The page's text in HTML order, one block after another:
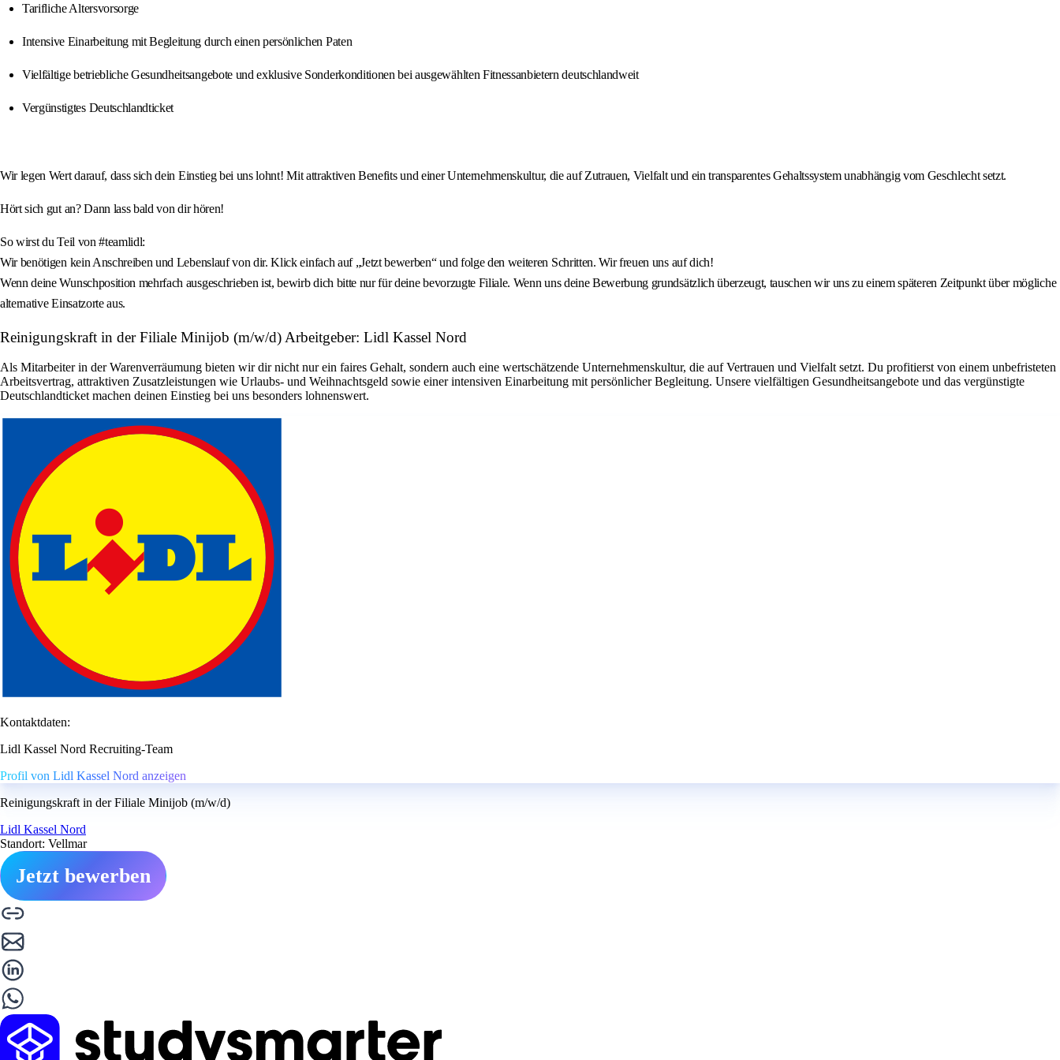
Tarifliche Altersvorsorge
Intensive Einarbeitung mit Begleitung durch einen persönlichen Paten
Vielfältige betriebliche Gesundheitsangebote und exklusive Sonderkonditionen bei ausgewählten Fitnessanbietern deutschlandweit
Vergünstigtes Deutschlandticket
Wir legen Wert darauf, dass sich dein Einstieg bei uns lohnt! Mit attraktiven Benefits und einer Unternehmenskultur, die auf Zutrauen, Vielfalt und ein transparentes Gehaltssystem unabhängig vom Geschlecht setzt.
Hört sich gut an? Dann lass bald von dir hören!
So wirst du Teil von #teamlidl:
Wir benötigen kein Anschreiben und Lebenslauf von dir. Klick einfach auf „Jetzt bewerben“ und folge den weiteren Schritten. Wir freuen uns auf dich!
Wenn deine Wunschposition mehrfach ausgeschrieben ist, bewirb dich bitte nur für deine bevorzugte Filiale. Wenn uns deine Bewerbung grundsätzlich überzeugt, tauschen wir uns zu einem späteren Zeitpunkt über mögliche
alternative Einsatzorte aus.
Reinigungskraft in der Filiale Minijob (m/w/d) Arbeitgeber: Lidl Kassel Nord
Als Mitarbeiter in der Warenverräumung bieten wir dir nicht nur ein faires Gehalt, sondern auch eine wertschätzende Unternehmenskultur, die auf Vertrauen und Vielfalt setzt. Du profitierst von einem unbefristeten
Arbeitsvertrag, attraktiven Zusatzleistungen wie Urlaubs- und Weihnachtsgeld sowie einer intensiven Einarbeitung mit persönlicher Begleitung. Unsere vielfältigen Gesundheitsangebote und das vergünstigte
Deutschlandticket machen deinen Einstieg bei uns besonders lohnenswert.
Kontaktdaten:
Lidl Kassel Nord Recruiting-Team
Profil von Lidl Kassel Nord anzeigen
Reinigungskraft in der Filiale Minijob (m/w/d)
Lidl Kassel Nord
Standort: Vellmar
Jetzt bewerben